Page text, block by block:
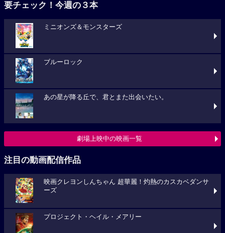
要チェック！今週の３本
ミニオンズ＆モンスターズ
ブルーロック
あの星が降る丘で、君とまた出会いたい。
劇場上映中の映画一覧
注目の動画配信作品
映画クレヨンしんちゃん 超華麗！灼熱のカスカベダンサ
ーズ
プロジェクト・ヘイル・メアリー